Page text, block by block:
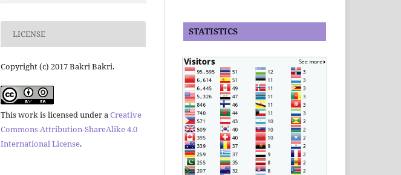
LICENSE
Copyright (c) 2017 Bakri Bakri.
This work is licensed under aCreative
Commons Attribution-ShareAlike 4.0
International License.
STATISTICS